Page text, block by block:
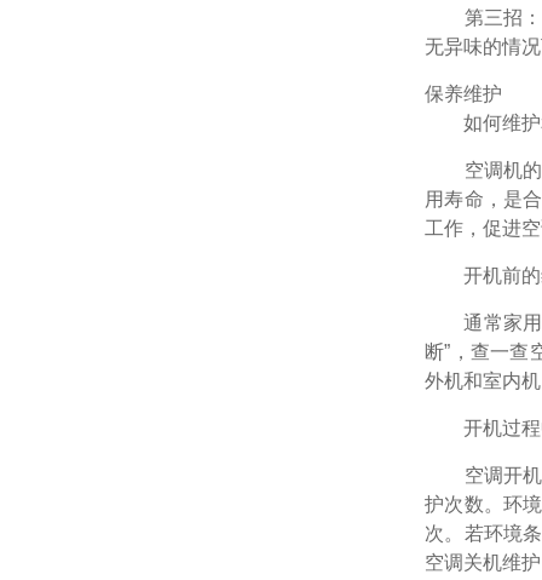
第三招：开
无异味的情
保养维护
如何维护
空调机的维
用寿命，是
工作，促进
开机前的
通常家用空
断”，查一查
外机和室内
开机过程
空调开机后
护次数。环
次。若环境
空调关机维